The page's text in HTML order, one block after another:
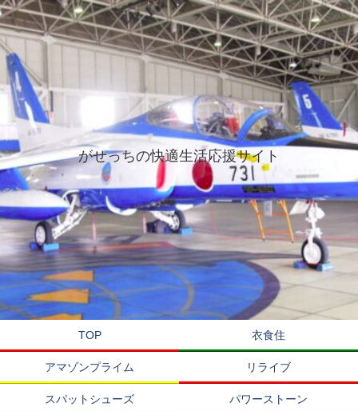
がせっちの快適生活応援サイト
TOP 衣食住
アマゾンプライム リライブ
スパットシューズ パワーストーン